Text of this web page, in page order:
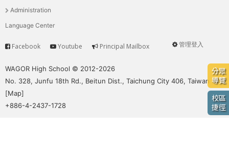
國
移
動
的
世
界
公
分眾
導覽
校區
捷徑
單Administration
Language Center
User
管理登入
Service
Facebook Youtube Principal Mailbox
WAGOR High School © 2012-2026
No. 328, Junfu 18th Rd., Beitun Dist., Taichung City 406, Taiwan
[Map]
+886-4-2437-1728